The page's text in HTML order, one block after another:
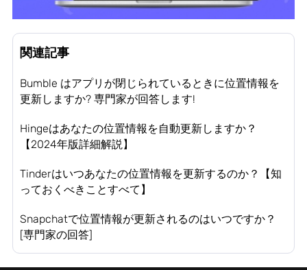
関連記事
Bumble はアプリが閉じられているときに位置情報を
更新しますか? 専門家が回答します!
Hingeはあなたの位置情報を自動更新しますか？
【2024年版詳細解説】
Tinderはいつあなたの位置情報を更新するのか？【知
っておくべきことすべて】
Snapchatで位置情報が更新されるのはいつですか？
[専門家の回答]